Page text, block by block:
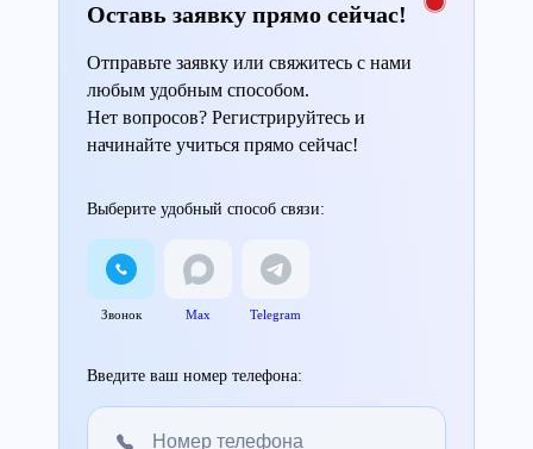
Оставь заявку прямо сейчас!
Отправьте заявку или свяжитесь с нами
любым удобным способом.
Нет вопросов? Регистрируйтесь и
начинайте учиться прямо сейчас!
Выберите удобный способ связи:
Звонок Max Telegram
Введите ваш номер телефона: